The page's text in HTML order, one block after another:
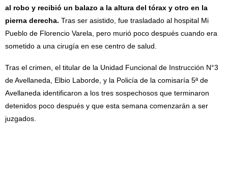
al robo y recibió un balazo a la altura del tórax y otro en la
pierna derecha. Tras ser asistido, fue trasladado al hospital Mi
Pueblo de Florencio Varela, pero murió poco después cuando era
sometido a una cirugía en ese centro de salud.
Tras el crimen, el titular de la Unidad Funcional de Instrucción N°3
de Avellaneda, Elbio Laborde, y la Policía de la comisaría 5ª de
Avellaneda identificaron a los tres sospechosos que terminaron
detenidos poco después y que esta semana comenzarán a ser
juzgados.